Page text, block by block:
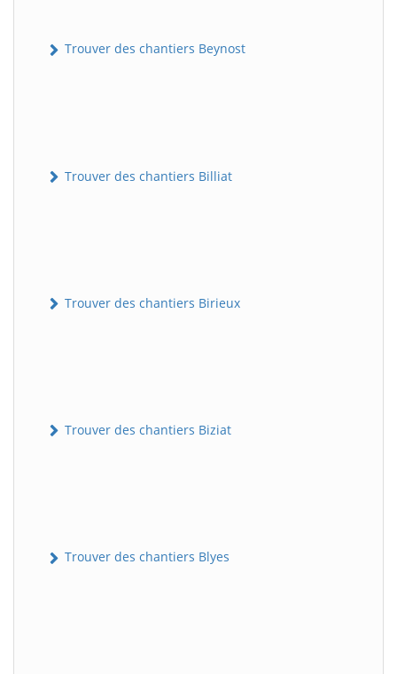
Trouver des chantiers Beynost
Trouver des chantiers Billiat
Trouver des chantiers Birieux
Trouver des chantiers Biziat
Trouver des chantiers Blyes